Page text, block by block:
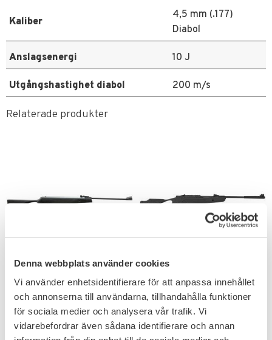
Denna webbplats använder cookies
Vi använder enhetsidentifierare för att anpassa innehållet
och annonserna till användarna, tillhandahålla funktioner
för sociala medier och analysera vår trafik. Vi
vidarebefordrar även sådana identifierare och annan
Kaliber
4,5 mm (.177)
Diabol
Anslagsenergi 10 J
Utgångshastighet diabol 200 m/s
Relaterade produkter
Lägg till i favoriter
Artemis B11P 4,5mm
10J
Fjäderdrivning & kompositstock
med tumhål.
1 995
Lägg till i favoriter
Hatsan Airtact PD
Luftgevär 10J
Lätt & smidigt luftgevär med
tumhålskolv.
1 595